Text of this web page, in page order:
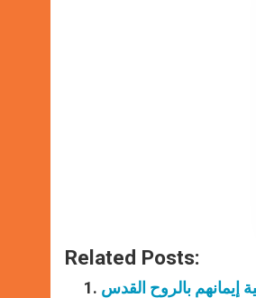
Related Posts: